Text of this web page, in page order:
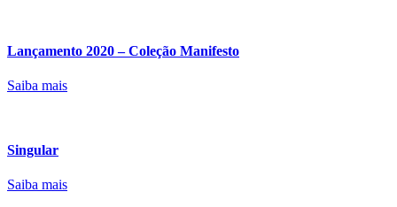
Lançamento 2020 – Coleção Manifesto
Saiba mais
Singular
Saiba mais